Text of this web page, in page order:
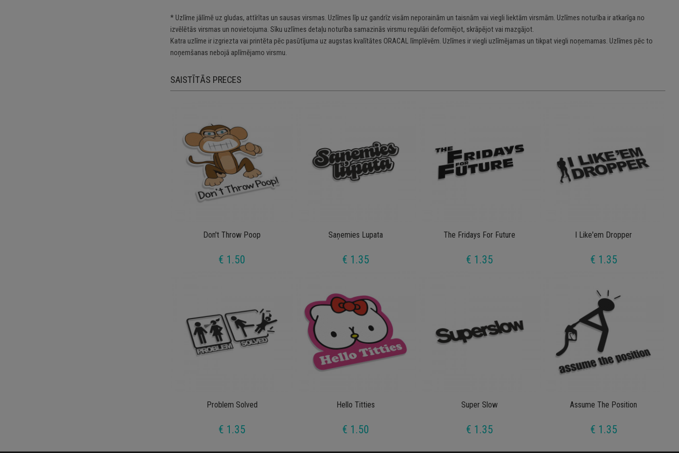
* Uzlīme jālīmē uz gludas, attīrītas un sausas virsmas. Uzlīmes līp uz gandrīz visām neporainām un taisnām vai viegli liektām virsmām. Uzlīmes noturība ir atkarīga no
izvēlētās virsmas un novietojuma. Sīku uzlīmes detaļu noturība samazinās virsmu regulāri deformējot, skrāpējot vai mazgājot.
Katra uzlīme ir izgriezta vai printēta pēc pasūtījuma uz augstas kvalītātes ORACAL līmplēvēm. Uzlīmes ir viegli uzlīmējamas un tikpat viegli noņemamas. Uzlīmes pēc to
noņemšanas nebojā aplīmējamo virsmu.
SAISTĪTĀS PRECES
Don't Throw Poop
€ 1.50
Saņemies Lupata
€ 1.35
The Fridays For Future
€ 1.35
I Like'em Dropper
€ 1.35
Problem Solved
€ 1.35
Hello Titties
€ 1.50
Super Slow
€ 1.35
Assume The Position
€ 1.35